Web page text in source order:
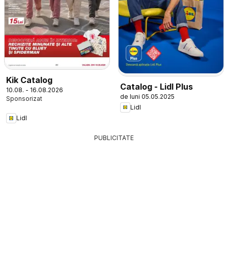
Kik Catalog
10.08. - 16.08.2026
Lidl
Catalog - Lidl Plus
de luni 05.05.2025
Lidl
PUBLICITATE